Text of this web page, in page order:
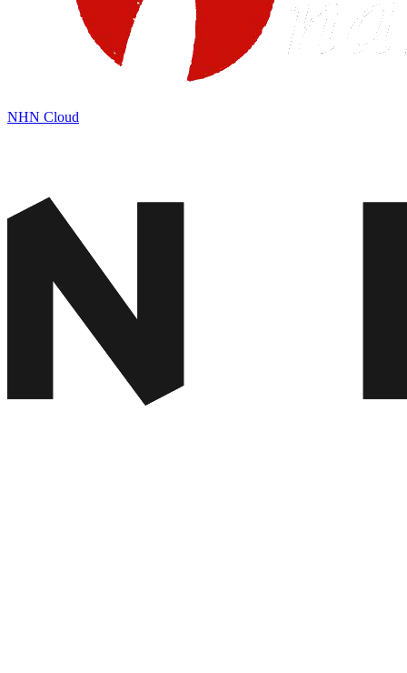
NHN Cloud